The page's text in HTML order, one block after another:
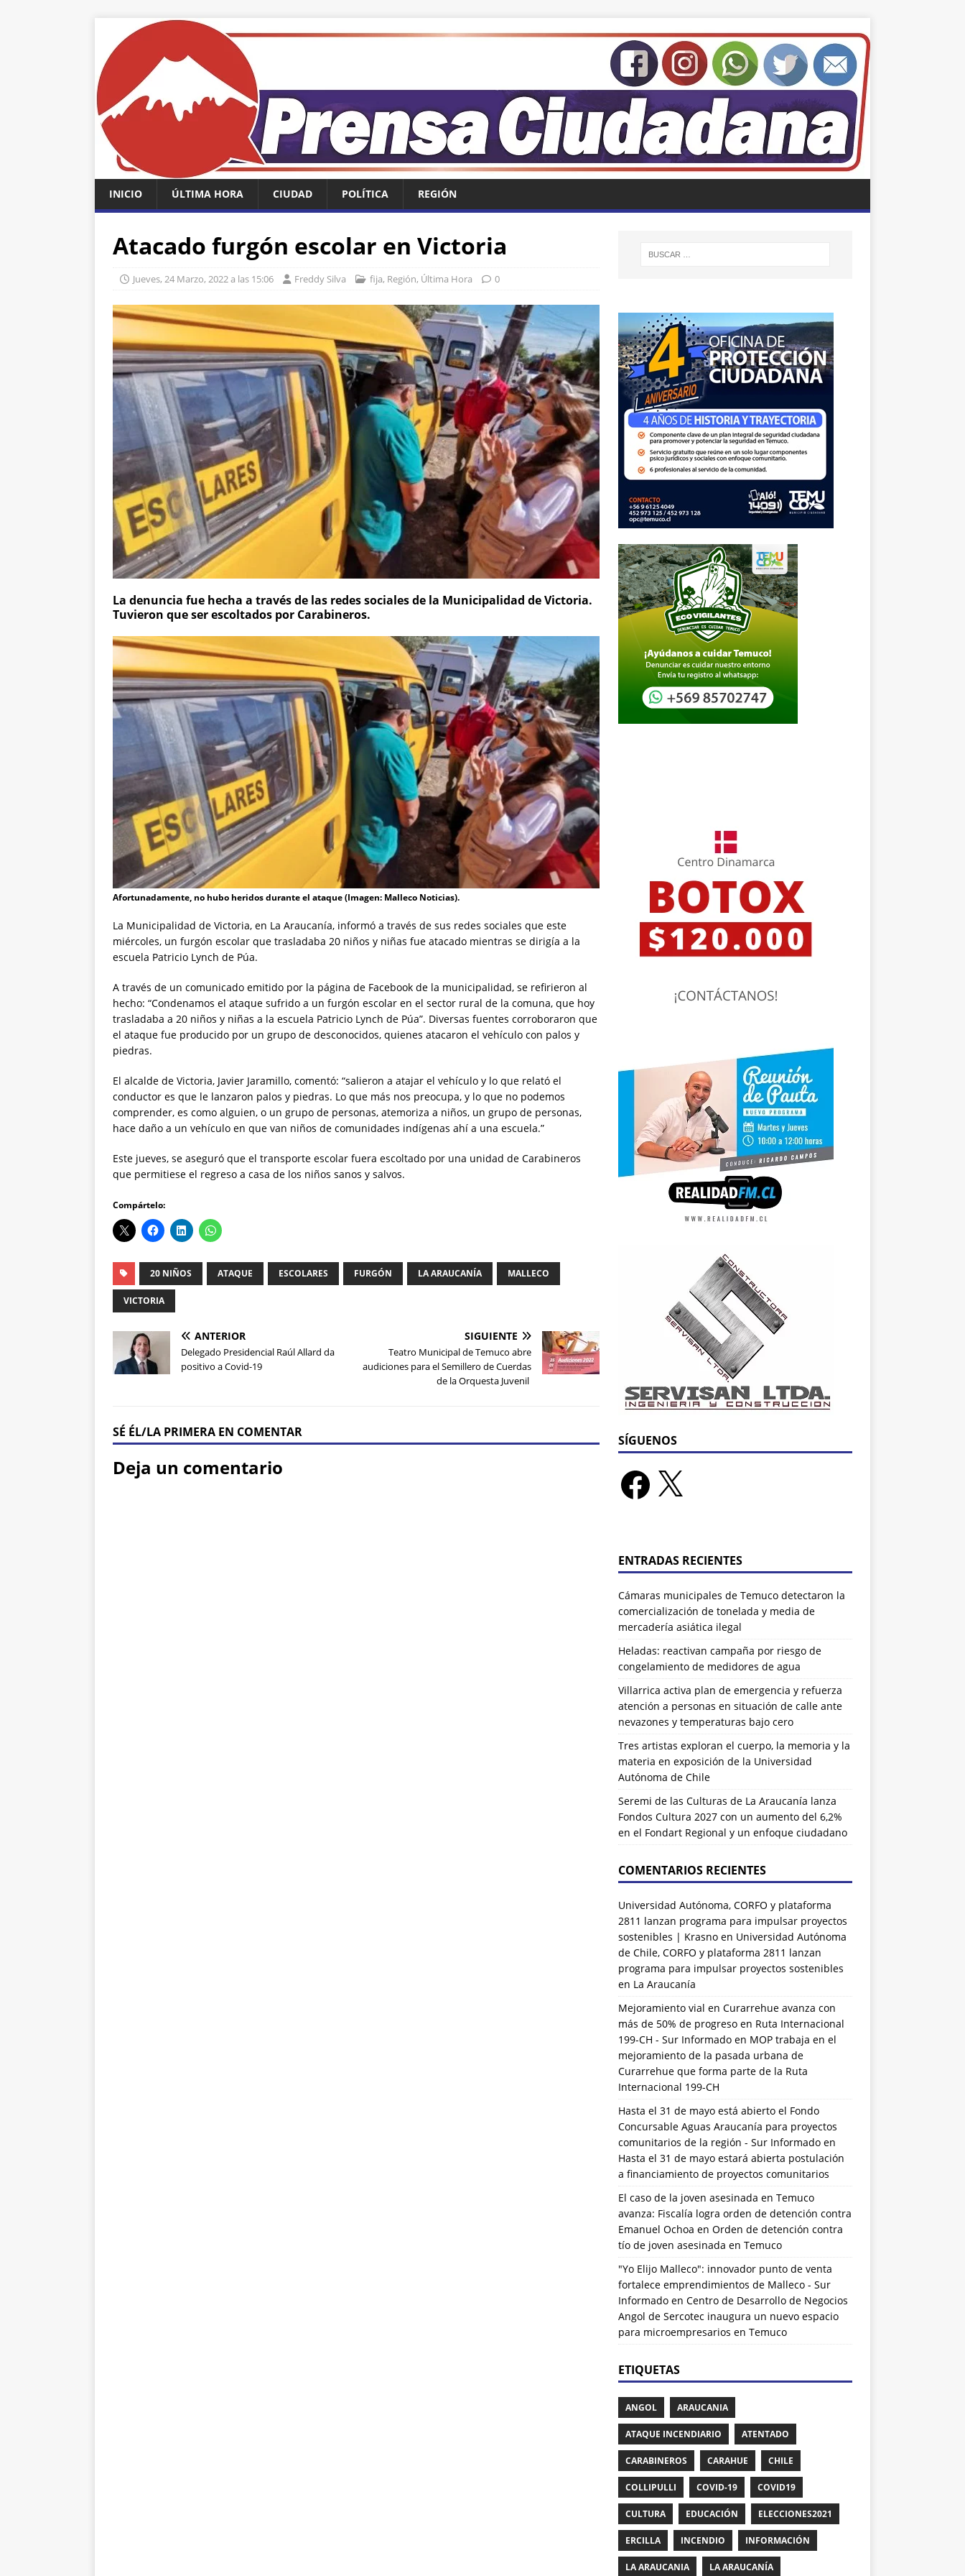
INICIO ÚLTIMA HORA CIUDAD POLÍTICA REGIÓN
Atacado furgón escolar en Victoria
Jueves, 24 Marzo, 2022 a las 15:06 Freddy Silva fija, Región, Última Hora 0
La denuncia fue hecha a través de las redes sociales de la Municipalidad de Victoria.
Tuvieron que ser escoltados por Carabineros.
Afortunadamente, no hubo heridos durante el ataque (Imagen: Malleco Noticias).
La Municipalidad de Victoria, en La Araucanía, informó a través de sus redes sociales que este
miércoles, un furgón escolar que trasladaba 20 niños y niñas fue atacado mientras se dirigía a la
escuela Patricio Lynch de Púa.
A través de un comunicado emitido por la página de Facebook de la municipalidad, se refirieron al
hecho: “Condenamos el ataque sufrido a un furgón escolar en el sector rural de la comuna, que hoy
trasladaba a 20 niños y niñas a la escuela Patricio Lynch de Púa”. Diversas fuentes corroboraron que
el ataque fue producido por un grupo de desconocidos, quienes atacaron el vehículo con palos y
piedras.
El alcalde de Victoria, Javier Jaramillo, comentó: “salieron a atajar el vehículo y lo que relató el
conductor es que le lanzaron palos y piedras. Lo que más nos preocupa, y lo que no podemos
comprender, es como alguien, o un grupo de personas, atemoriza a niños, un grupo de personas,
hace daño a un vehículo en que van niños de comunidades indígenas ahí a una escuela.”
Este jueves, se aseguró que el transporte escolar fuera escoltado por una unidad de Carabineros
que permitiese el regreso a casa de los niños sanos y salvos.
Compártelo:
20 NIÑOS ATAQUE ESCOLARES FURGÓN LA ARAUCANÍA MALLECO
VICTORIA
ANTERIOR
Delegado Presidencial Raúl Allard da
positivo a Covid-19
SIGUIENTE
Teatro Municipal de Temuco abre
audiciones para el Semillero de Cuerdas
de la Orquesta Juvenil
SÉ ÉL/LA PRIMERA EN COMENTAR
Deja un comentario
SÍGUENOS
ENTRADAS RECIENTES
Cámaras municipales de Temuco detectaron la
comercialización de tonelada y media de
mercadería asiática ilegal
Heladas: reactivan campaña por riesgo de
congelamiento de medidores de agua
Villarrica activa plan de emergencia y refuerza
atención a personas en situación de calle ante
nevazones y temperaturas bajo cero
Tres artistas exploran el cuerpo, la memoria y la
materia en exposición de la Universidad
Autónoma de Chile
Seremi de las Culturas de La Araucanía lanza
Fondos Cultura 2027 con un aumento del 6,2%
en el Fondart Regional y un enfoque ciudadano
COMENTARIOS RECIENTES
Universidad Autónoma, CORFO y plataforma
2811 lanzan programa para impulsar proyectos
sostenibles | Krasnoen Universidad Autónoma
de Chile, CORFO y plataforma 2811 lanzan
programa para impulsar proyectos sostenibles
en La Araucanía
Mejoramiento vial en Curarrehue avanza con
más de 50% de progreso en Ruta Internacional
199-CH - Sur Informadoen MOP trabaja en el
mejoramiento de la pasada urbana de
Curarrehue que forma parte de la Ruta
Internacional 199-CH
Hasta el 31 de mayo está abierto el Fondo
Concursable Aguas Araucanía para proyectos
comunitarios de la región - Sur Informadoen
Hasta el 31 de mayo estará abierta postulación
a financiamiento de proyectos comunitarios
El caso de la joven asesinada en Temuco
avanza: Fiscalía logra orden de detención contra
Emanuel Ochoa en Orden de detención contra
tío de joven asesinada en Temuco
"Yo Elijo Malleco": innovador punto de venta
fortalece emprendimientos de Malleco - Sur
Informadoen Centro de Desarrollo de Negocios
Angol de Sercotec inaugura un nuevo espacio
para microempresarios en Temuco
ETIQUETAS
ANGOL ARAUCANIA
ATAQUE INCENDIARIO ATENTADO
CARABINEROS CARAHUE CHILE
COLLIPULLI COVID-19 COVID19
CULTURA EDUCACIÓN ELECCIONES2021
ERCILLA INCENDIO INFORMACIÓN
LA ARAUCANIA LA ARAUCANÍA